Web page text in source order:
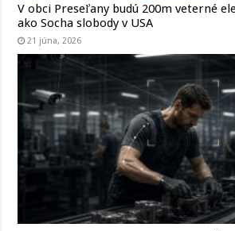
V obci Preseľany budú 200m veterné
ako Socha slobody v USA
21 júna, 2026